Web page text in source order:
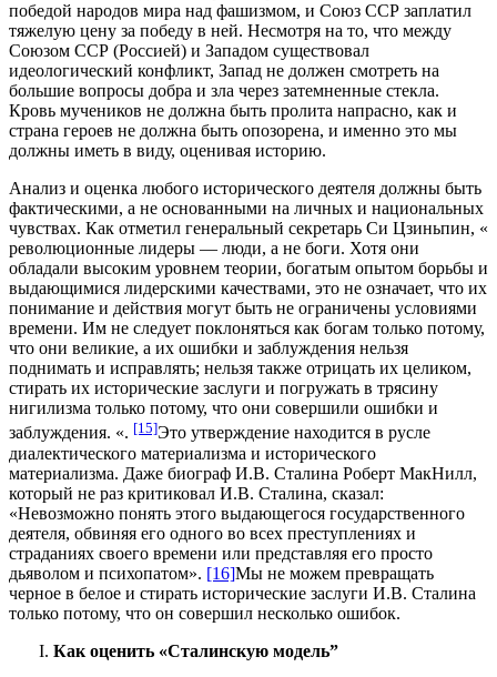
победой народов мира над фашизмом, и Союз ССР заплатил
тяжелую цену за победу в ней. Несмотря на то, что между
Союзом ССР (Россией) и Западом существовал
идеологический конфликт, Запад не должен смотреть на
большие вопросы добра и зла через затемненные стекла.
Кровь мучеников не должна быть пролита напрасно, как и
страна героев не должна быть опозорена, и именно это мы
должны иметь в виду, оценивая историю.
Анализ и оценка любого исторического деятеля должны быть
фактическими, а не основанными на личных и национальных
чувствах. Как отметил генеральный секретарь Си Цзиньпин, «
революционные лидеры — люди, а не боги. Хотя они
обладали высоким уровнем теории, богатым опытом борьбы и
выдающимися лидерскими качествами, это не означает, что их
понимание и действия могут быть не ограничены условиями
времени. Им не следует поклоняться как богам только потому,
что они великие, а их ошибки и заблуждения нельзя
поднимать и исправлять; нельзя также отрицать их целиком,
стирать их исторические заслуги и погружать в трясину
нигилизма только потому, что они совершили ошибки и
заблуждения. «. [15]Это утверждение находится в русле
диалектического материализма и исторического
материализма. Даже биограф И.В. Сталина Роберт МакНилл,
который не раз критиковал И.В. Сталина, сказал:
«Невозможно понять этого выдающегося государственного
деятеля, обвиняя его одного во всех преступлениях и
страданиях своего времени или представляя его просто
дьяволом и психопатом». [16]Мы не можем превращать
черное в белое и стирать исторические заслуги И.В. Сталина
только потому, что он совершил несколько ошибок.
Как оценить «Сталинскую модель”